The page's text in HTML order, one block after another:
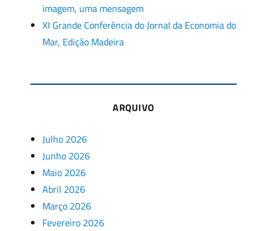
imagem, uma mensagem
XI Grande Conferência do Jornal da Economia do
Mar, Edição Madeira
ARQUIVO
Julho 2026
Junho 2026
Maio 2026
Abril 2026
Março 2026
Fevereiro 2026